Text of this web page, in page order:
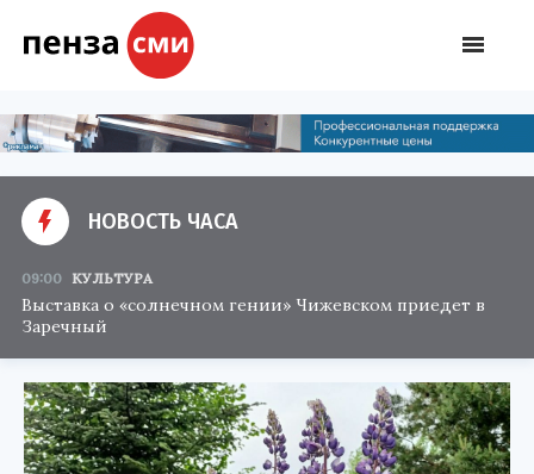
НОВОСТЬ ЧАСА
09:00 КУЛЬТУРА
Выставка о «солнечном гении» Чижевском приедет в
Заречный